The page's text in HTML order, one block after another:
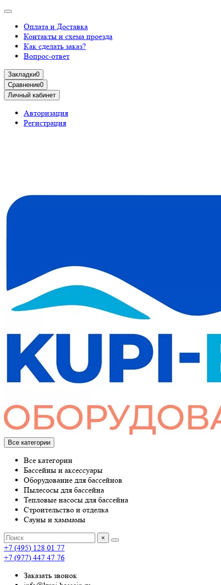
Оплата и Доставка
Контакты и схема проезда
Как сделать заказ?
Вопрос-ответ
Закладки0
Сравнение0
Личный кабинет
Авторизация
Регистрация
Все категории
Все категории
Бассейны и аксессуары
Оборудование для бассейнов
Пылесосы для бассейна
Тепловые насосы для бассейна
Строительство и отделка
Сауны и хаммамы
×
+7 (495) 128 01 77
+7 (977) 447 47 76
Заказать звонок